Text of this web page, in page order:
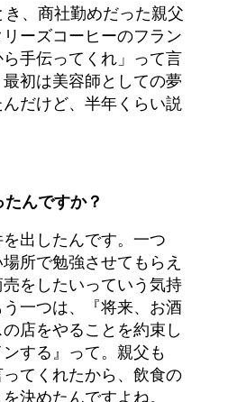
、商社勤めだった親父
ーズコーヒーのフラン
手伝ってくれ」って言
初は美容師としての夢
だけど、半年くらい説
んですか？
出したんです。一つ
所で勉強させてもらえ
をしたいっていう気持
一つは、『将来、お酒
店をやることを約束し
する』って。親父も
ってくれたから、飲食の
決めたんですよね。